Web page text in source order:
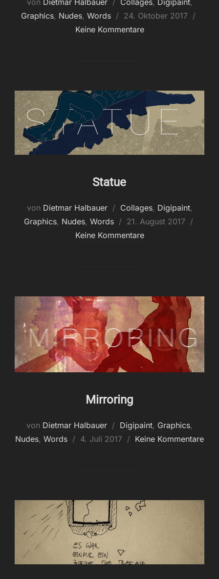
von Dietmar Halbauer Collages, Digipaint,
Graphics, Nudes, Words
Veröffentlicht
am
24. Oktober 2017
Keine Kommentare
Statue
von Dietmar Halbauer Collages, Digipaint,
Graphics, Nudes, Words
Veröffentlicht
am
21. August 2017
Keine Kommentare
Mirroring
von Dietmar Halbauer Digipaint, Graphics,
Nudes, Words
Veröffentlicht
4. Juli 2017 Keine Kommentare